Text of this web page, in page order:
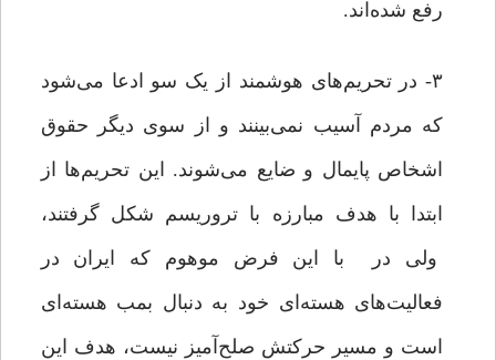
رفع شده‌اند.
۳- در تحریم‌های هوشمند از یک سو ادعا می‌شود
که مردم آسیب نمی‌بینند و از سوی دیگر حقوق
اشخاص پایمال و ضایع می‌شوند. این تحریم‌ها از
ابتدا با هدف مبارزه با تروریسم شکل گرفتند،
ولی در با این فرض موهوم که ایران در
فعالیت‌های هسته‌ای خود به دنبال بمب هسته‌ای
است و مسیر حرکتش صلح‌آمیز نیست، هدف این